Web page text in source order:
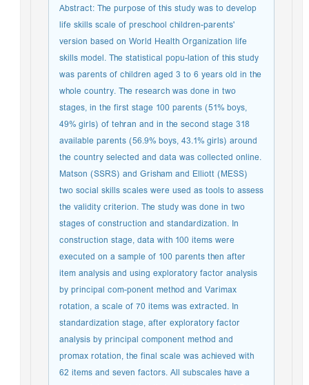
Abstract: The purpose of this study was to develop
life skills scale of preschool children-parents'
version based on World Health Organization life
skills model. The statistical popu-lation of this study
was parents of children aged 3 to 6 years old in the
whole country. The research was done in two
stages, in the first stage 100 parents (51% boys,
49% girls) of tehran and in the second stage 318
available parents (56.9% boys, 43.1% girls) around
the country selected and data was collected online.
Matson (SSRS) and Grisham and Elliott (MESS)
two social skills scales were used as tools to assess
the validity criterion. The study was done in two
stages of construction and standardization. In
construction stage, data with 100 items were
executed on a sample of 100 parents then after
item analysis and using exploratory factor analysis
by principal com-ponent method and Varimax
rotation, a scale of 70 items was extracted. In
standardization stage, after exploratory factor
analysis by principal component method and
promax rotation, the final scale was achieved with
62 items and seven factors. All subscales have a